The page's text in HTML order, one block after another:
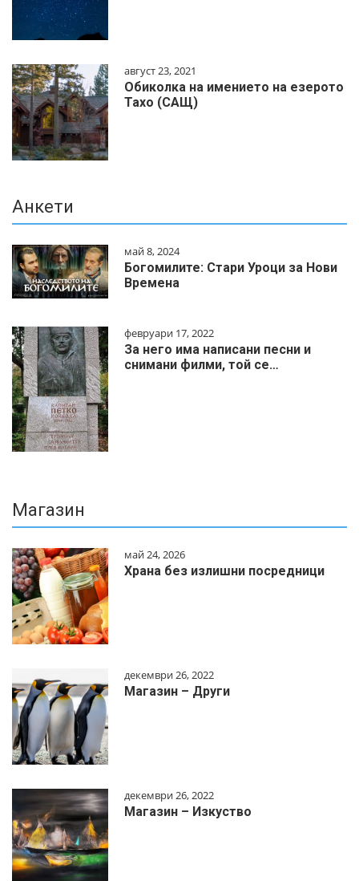
август 23, 2021
Обиколка на имението на езерото
Тахо (САЩ)
Анкети
май 8, 2024
Богомилите: Стари Уроци за Нови
Времена
февруари 17, 2022
За него има написани песни и
снимани филми, той се…
Магазин
май 24, 2026
Храна без излишни посредници
декември 26, 2022
Магазин – Други
декември 26, 2022
Магазин – Изкуство